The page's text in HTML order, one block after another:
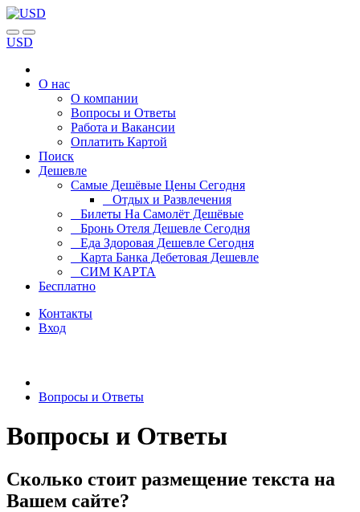
USD
О нас
О компании
Вопросы и Ответы
Работа и Вакансии
Оплатить Картой
Поиск
Дешевле
Самые Дешёвые Цены Сегодня
Отдых и Развлечения
Билеты На Самолёт Дешёвые
Бронь Отеля Дешевле Сегодня
Еда Здоровая Дешевле Сегодня
Карта Банка Дебетовая Дешевле
СИМ КАРТА
Бесплатно
Контакты
Вход
Вопросы и Ответы
Вопросы и Ответы
Сколько стоит размещение текста на
Вашем сайте?